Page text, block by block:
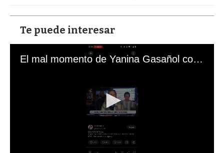
Te puede interesar
El mal momento de Yanina Gasañol con un hincha argentino en "Subrayado"